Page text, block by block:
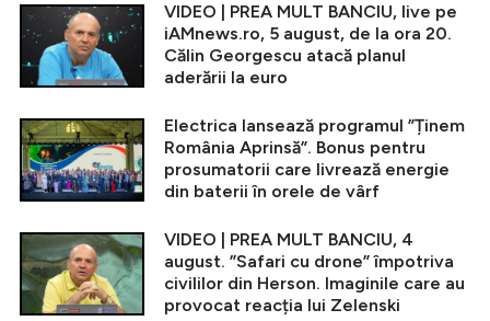
VIDEO | PREA MULT BANCIU, live pe
iAMnews.ro, 5 august, de la ora 20.
Călin Georgescu atacă planul
aderării la euro
Electrica lansează programul ”Ținem
România Aprinsă”. Bonus pentru
prosumatorii care livrează energie
din baterii în orele de vârf
VIDEO | PREA MULT BANCIU, 4
august. ”Safari cu drone” împotriva
civililor din Herson. Imaginile care au
provocat reacția lui Zelenski